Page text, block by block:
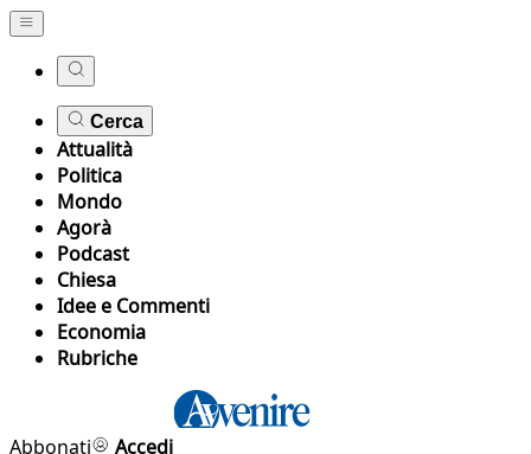
Cerca
Attualità
Politica
Mondo
Agorà
Podcast
Chiesa
Idee e Commenti
Economia
Rubriche
Abbonati
Accedi